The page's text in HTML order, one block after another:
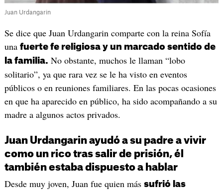
Juan Urdangarin
Se dice que Juan Urdangarin comparte con la reina Sofía
una fuerte fe religiosa y un marcado sentido de
la familia. No obstante, muchos le llaman “lobo
solitario”, ya que rara vez se le ha visto en eventos
públicos o en reuniones familiares. En las pocas ocasiones
en que ha aparecido en público, ha sido acompañando a su
madre a algunos actos privados.
Juan Urdangarin ayudó a su padre a vivir
como un rico tras salir de prisión, él
también estaba dispuesto a hablar
Desde muy joven, Juan fue quien más sufrió las